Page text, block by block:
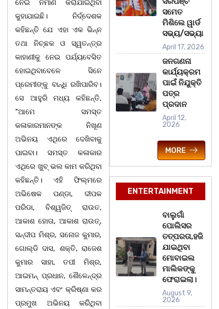
ନେଇ ନିର୍ମାଣ କରାଯାଇଥିବା
କୁହାଯାଇଛି। ନିର୍ଦ୍ଦେଶକ
କହିଛନ୍ତି ଯେ ଏହା ଏକ ଭିନ୍ନ
ତଥା ନିଚ୍ଛକ ଓ ସ୍ୱତନ୍ତ୍ର
କାହାଣୀକୁ ନେଇ ପର୍ଯ୍ୟବେସିତ
ହୋଇଥିବାବେଳେ ସିନେ
ପ୍ରେମୀଙ୍କୁ ବାନ୍ଧି ରଖିପାରିବ।
ସେ ଆହୁରି ମଧ୍ୟ କହିଛନ୍ତି,
“ଆମେ ସମସ୍ତ
କଳାକାରମାନଙ୍କ ନିଖୂଣ
ଅଭିନୟ ଏଥିରେ ଦେଖିବାକୁ
ପାଇବା। ସମସ୍ତ କଳାକାର
ଏଥିରେ ଖୁବ୍ ଭଲ କାମ କରିଥିବା
କହିଛନ୍ତି। ଏହି ଫିଲ୍ମରେ
ଅଭିଷେକ ପଣ୍ଡା, ଦୀପକ
ପରିଡା, ବିଶ୍ୱଜିତ୍ ରାଉତ,
ଆକାଶ ହୋତା, ଆକାଶ ରାଉତ୍‌,
ସନ୍ଦୀପ ମିଶ୍ର, ସନୋଜ କୁମାର,
ଗୋଲ୍ଡି ଦାସ, ଶକ୍ତି, ରାଜେଶ
କୁମାର ସାହା, ତପୀ ମିଶ୍ର,
ଆଇମନ୍ ପ୍ରଧାନ, ଶୈଳେନ୍ଦ୍ର
ସାମନ୍ତରାୟ ଏବଂ କ୍ରିଷ୍ଣା କର
ପ୍ରମୁଖ ଅଭିନୟ କରିିଥିବା
ସମେତ
ମିଶିଲେ ୱାର୍ଡ
ସଭ୍ୟ/ସଭ୍ୟା
April 17, 2026
ଜନଗଣନା
କାର୍ଯ୍ୟକ୍ରମ
ପାଇଁ ନିଯୁକ୍ତି
ପତ୍ର
ପ୍ରଦାନ
April 12,
2026
MORE
ENTERTAINMENT
ବାଲୁଗାଁ
ପୋଲିସର
ତତ୍‌ପରତା,ହଜି
ଯାଇଥିବା
ମୋବାଇଲ
ମାଲିକଙ୍କୁ
ଫେରାଇଲା।
August 9,
2026